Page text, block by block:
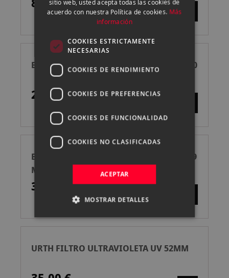
BENRO FILTRO MASTER ND64 (1.8) FH150
269,00 €
BENRO FILTRO POLARIZADOR UD CPL 49
MM
35,00 €
URTH FILTRO ULTRAVIOLETA UV 52MM
CATALAN
acuerdo con nuestra Política de cookies. Más
información
COOKIES ESTRICTAMENTE
NECESARIAS
COOKIES DE RENDIMIENTO
COOKIES DE PREFERENCIAS
COOKIES DE FUNCIONALIDAD
COOKIES NO CLASIFICADAS
ACEPTAR
MOSTRAR DETALLES